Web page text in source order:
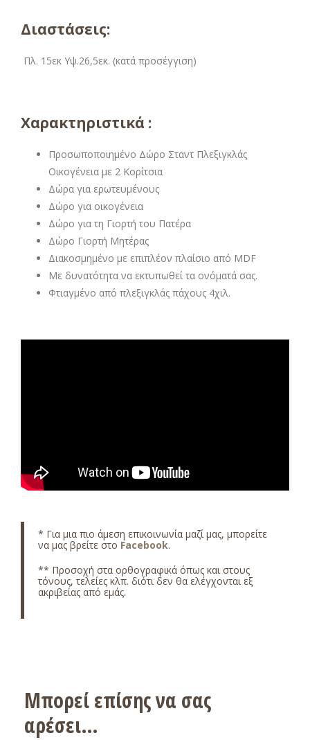
Διαστάσεις:
Πλ. 15εκ Υψ.26,5εκ. (κατά προσέγγιση)
Χαρακτηριστικά :
Προσωποποιημένο Δώρο Σταντ Πλεξιγκλάς
Οικογένεια με 2 Κορίτσια
Δώρα για ερωτευμένους
Δώρο για οικογένεια
Δώρο για τη Γιορτή του Πατέρα
Δώρο Γιορτή Μητέρας
Διακοσμημένο με επιπλέον πλαίσιο από MDF
Με δυνατότητα να εκτυπωθεί τα ονόματά σας.
Φτιαγμένο από πλεξιγκλάς πάχους 4χιλ.
* Για μια πιο άμεση επικοινωνία μαζί μας, μπορείτε
να μας βρείτε στο Facebook.
** Προσοχή στα ορθογραφικά όπως και στους
τόνους, τελείες κλπ. διότι δεν θα ελέγχονται εξ
ακριβείας από εμάς.
Μπορεί επίσης να σας
αρέσει…